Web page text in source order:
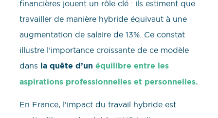
financières jouent un rôle clé : ils estiment que
travailler de manière hybride équivaut à une
augmentation de salaire de 13%. Ce constat
illustre l’importance croissante de ce modèle
dans la quête d’un équilibre entre les
aspirations professionnelles et personnelles.
En France, l’impact du travail hybride est